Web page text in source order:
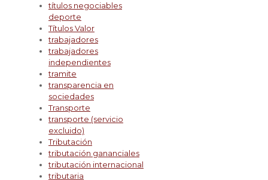
títulos negociables
deporte
Títulos Valor
trabajadores
trabajadores
independientes
tramite
transparencia en
sociedades
Transporte
transporte (servicio
excluido)
Tributación
tributación gananciales
tributación internacional
tributaria